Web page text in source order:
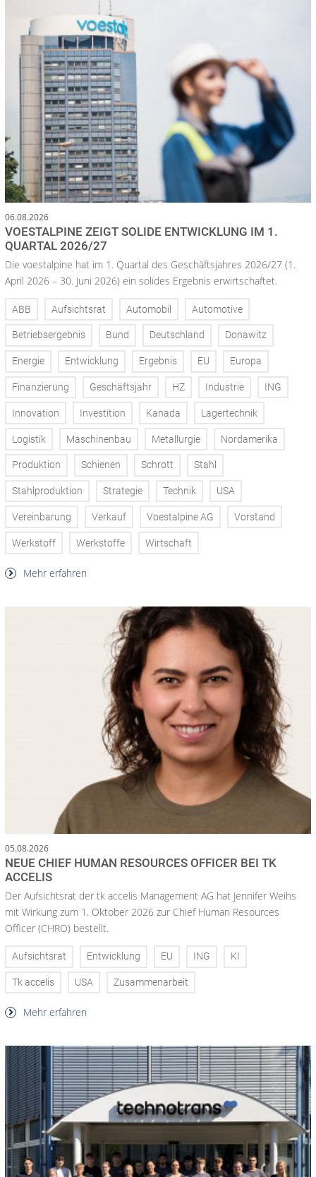
06.08.2026
VOESTALPINE ZEIGT SOLIDE ENTWICKLUNG IM 1.
QUARTAL 2026/27
Die voestalpine hat im 1. Quartal des Geschäftsjahres 2026/27 (1.
April 2026 – 30. Juni 2026) ein solides Ergebnis erwirtschaftet.
ABB Aufsichtsrat Automobil Automotive
Betriebsergebnis Bund Deutschland Donawitz
Energie Entwicklung Ergebnis EU Europa
Finanzierung Geschäftsjahr HZ Industrie ING
Innovation Investition Kanada Lagertechnik
Logistik Maschinenbau Metallurgie Nordamerika
Produktion Schienen Schrott Stahl
Stahlproduktion Strategie Technik USA
Vereinbarung Verkauf Voestalpine AG Vorstand
Werkstoff Werkstoffe Wirtschaft
Mehr erfahren
05.08.2026
NEUE CHIEF HUMAN RESOURCES OFFICER BEI TK
ACCELIS
Der Aufsichtsrat der tk accelis Management AG hat Jennifer Weihs
mit Wirkung zum 1. Oktober 2026 zur Chief Human Resources
Officer (CHRO) bestellt.
Aufsichtsrat Entwicklung EU ING KI
Tk accelis USA Zusammenarbeit
Mehr erfahren